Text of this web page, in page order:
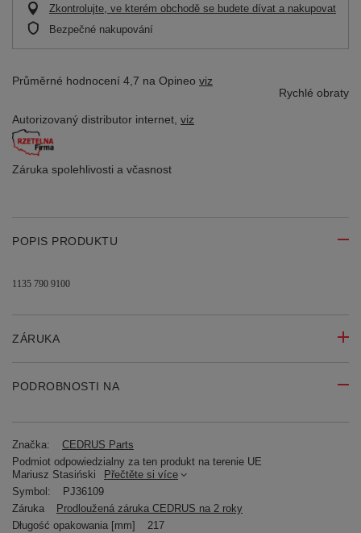
Zkontrolujte, ve kterém obchodě se budete dívat a nakupovat
Bezpečné nakupování
Průměrné hodnocení 4,7 na Opineo viz
Rychlé obraty
Autorizovaný distributor internet, viz
Záruka spolehlivosti a včasnost
POPIS PRODUKTU
1135 790 9100
ZÁRUKA
PODROBNOSTI NA
Značka:
CEDRUS Parts
Podmiot odpowiedzialny za ten produkt na terenie UE
Mariusz Stasiński
Přečtěte si více
Symbol:
PJ36109
Záruka
Prodloužená záruka CEDRUS na 2 roky
Długość opakowania [mm]
217